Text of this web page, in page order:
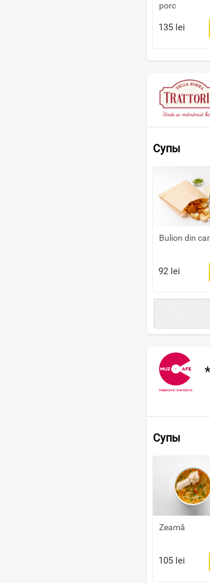
porc
135 lei
Супы
Bulion din
92 lei
Супы
Zeamă
105 lei